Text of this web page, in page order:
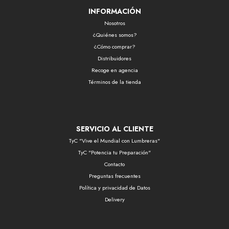
INFORMACIÓN
Nosotros
¿Quiénes somos?
¿Cómo comprar?
Distribuidores
Recoge en agencia
Términos de la tienda
SERVICIO AL CLIENTE
TyC "Vive el Mundial con Lumbreras"
TyC "Potencia tu Preparación"
Contacto
Preguntas frecuentes
Política y privacidad de Datos
Delivery